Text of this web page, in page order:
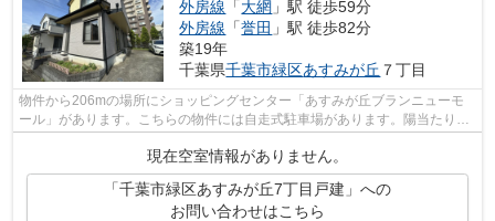
外房線 「大網 」駅 徒歩59分
外房線 「誉田 」駅 徒歩82分
築19年
千葉県千葉市緑区あすみが丘 ７丁目
物件から206mの場所にショッピングセンター「あすみが丘ブランニューモ
ール」があります。こちらの物件には自走式駐車場があります。陽当たりの
現在空室情報がありません。
「千葉市緑区あすみが丘7丁目戸建」への
お問い合わせはこちら